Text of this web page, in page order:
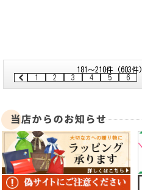
181～210件 (603件)
1
2 3 4 5 6